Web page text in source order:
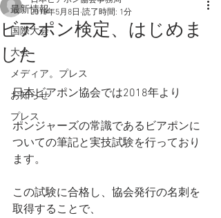
最新情報
国際大会
大会
メディア。プレス
お知らせ
プレス
ビアポン検定、はじめま
した
2018年5月8日 読了時間: 1分
日本ビアポン協会では2018年より
ポンジャーズの常識であるビアポンに
ついての筆記と実技試験を行っており
ます。
この試験に合格し、協会発行の名刺を
取得することで、